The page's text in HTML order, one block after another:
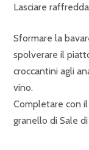
Lasciare
Sformare la
spolverare il
croccantini agli
vino.
Completare con
granello di Sale